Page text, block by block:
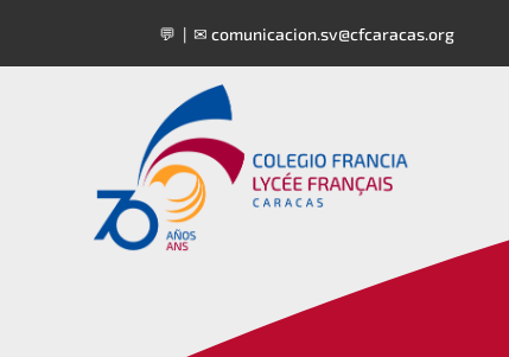
💬 | ✉comunicacion.sv@cfcaracas.org